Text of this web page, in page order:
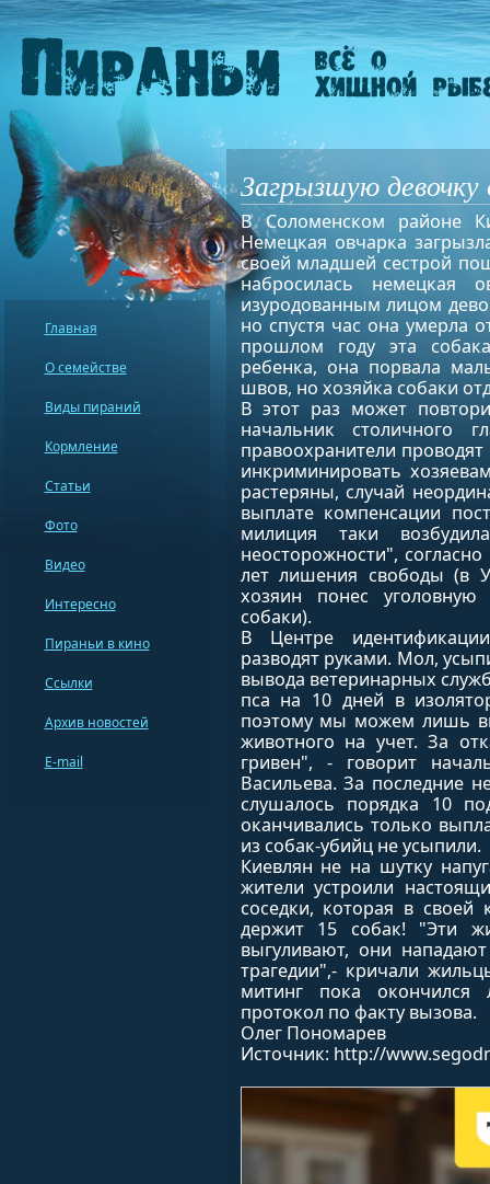
Загрызшую
В Соломенском районе
Немецкая овчарка
своей младшей сестрой
набросилась немецкая
изуродованным лицом
но спустя час она умерла
прошлом году эта
ребенка, она порвала
швов, но хозяйка собаки
В этот раз может
начальник столичного
правоохранители
инкриминировать
растеряны, случай
выплате компенсации
милиция таки
неосторожности",
лет лишения свободы (в
хозяин понес уголовную
собаки).
В Центре
разводят руками. Мол,
вывода ветеринарных
пса на 10 дней в
поэтому мы можем лишь
животного на учет. За
гривен", - говорит
Васильева. За последние
слушалось порядка 10
оканчивались только
из собак-убийц не усыпили.
Киевлян не на шутку
жители устроили
соседки, которая в своей
держит 15 собак! "Эти
выгуливают, они
трагедии",- кричали
митинг пока
протокол по факту вызова.
Олег Пономарев
Источник: http://
Главная
О семействе
Виды пираний
Кормление
Статьи
Фото
Видео
Интересно
Пираньи в кино
Ссылки
Архив новостей
E-mail